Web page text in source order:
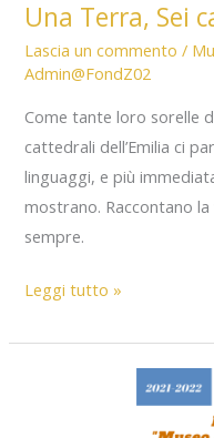
Una Terra, Sei
Lascia un commento /
Admin@FondZ02
Come tante loro sorelle
cattedrali dell’Emilia ci
linguaggi, e più
mostrano. Raccontano la
sempre.
Una
Sei
Leggi tutto »